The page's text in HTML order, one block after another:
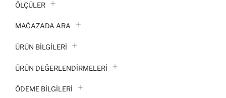
ÖLÇÜLER
MAĞAZADA ARA
ÜRÜN BILGILERI
ÜRÜN DEĞERLENDİRMELERİ
ÖDEME BİLGİLERİ